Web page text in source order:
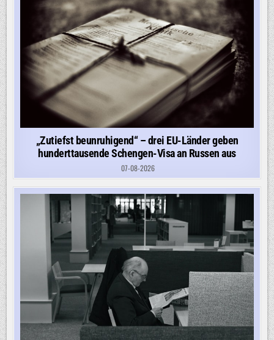
„Zutiefst beunruhigend“ – drei EU-Länder geben
hunderttausende Schengen-Visa an Russen aus
07-08-2026